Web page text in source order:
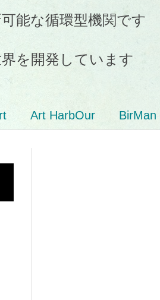
能な循環型機関です
を開発しています
Art HarbOur BirMan